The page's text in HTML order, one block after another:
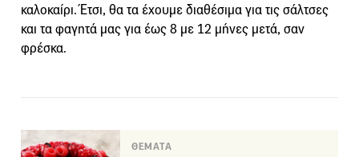
καλοκαίρι. Έτσι, θα τα έχουμε διαθέσιμα για τις σάλτσες
και τα φαγητά μας για έως 8 με 12 μήνες μετά, σαν
φρέσκα.
ΘΕΜΑΤΑ